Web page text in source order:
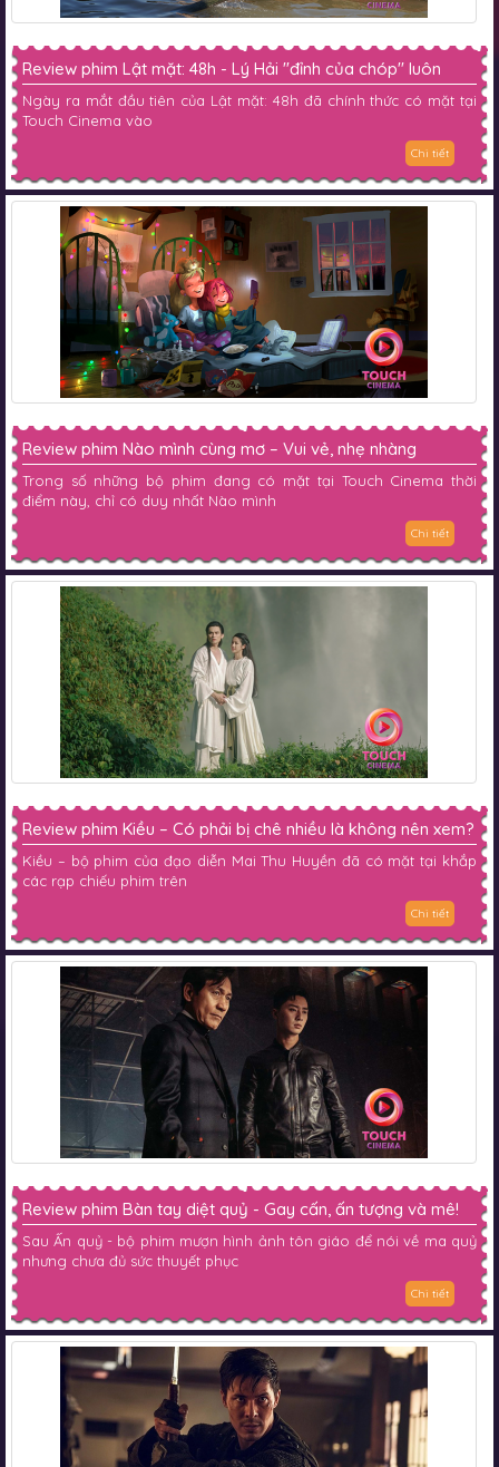
Review phim Lật mặt: 48h - Lý Hải "đỉnh của chóp" luôn
Ngày ra mắt đầu tiên của Lật mặt: 48h đã chính thức có mặt tại
Touch Cinema vào
Chi tiết
Review phim Nào mình cùng mơ – Vui vẻ, nhẹ nhàng
Trong số những bộ phim đang có mặt tại Touch Cinema thời
điểm này, chỉ có duy nhất Nào mình
Chi tiết
Review phim Kiều – Có phải bị chê nhiều là không nên xem?
Kiều – bộ phim của đạo diễn Mai Thu Huyền đã có mặt tại khắp
các rạp chiếu phim trên
Chi tiết
Review phim Bàn tay diệt quỷ - Gay cấn, ấn tượng và mê!
Sau Ấn quỷ - bộ phim mượn hình ảnh tôn giáo để nói về ma quỷ
nhưng chưa đủ sức thuyết phục
Chi tiết